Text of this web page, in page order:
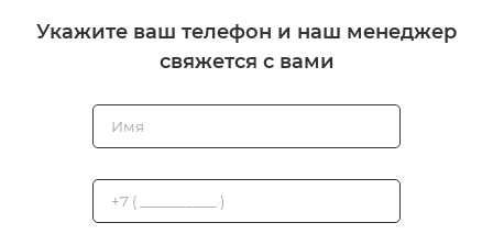
Укажите ваш телефон и наш менеджер
свяжется с вами